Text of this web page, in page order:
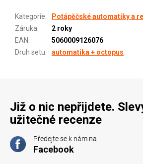
Kategorie:
Potápěčské automatiky a
Záruka:
2 roky
EAN:
5060009126076
Druh setu: automatika + octopus
Již o nic nepřijdete.
užitečné recenze
Předejte se k nám na
Facebook